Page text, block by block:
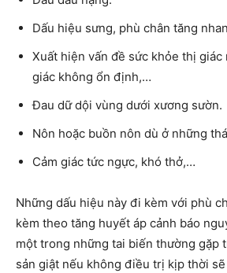
Dấu hiệu sưng, phù chân tăng
Xuất hiện vấn đề sức khỏe thị giác
giác không ổn định,…
Đau dữ dội vùng dưới xương sườn.
Nôn hoặc buồn nôn dù ở những
Cảm giác tức ngực, khó thở,…
Những dấu hiệu này đi kèm với phù
kèm theo tăng huyết áp cảnh báo
một trong những tai biến thường gặp
sản giật nếu không điều trị kịp thời